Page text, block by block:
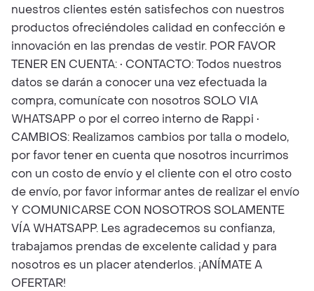
nuestros clientes estén satisfechos con nuestros
productos ofreciéndoles calidad en confección e
innovación en las prendas de vestir. POR FAVOR
TENER EN CUENTA: • CONTACTO: Todos nuestros
datos se darán a conocer una vez efectuada la
compra, comunícate con nosotros SOLO VIA
WHATSAPP o por el correo interno de Rappi •
CAMBIOS: Realizamos cambios por talla o modelo,
por favor tener en cuenta que nosotros incurrimos
con un costo de envío y el cliente con el otro costo
de envío, por favor informar antes de realizar el envío
Y COMUNICARSE CON NOSOTROS SOLAMENTE
VÍA WHATSAPP. Les agradecemos su confianza,
trabajamos prendas de excelente calidad y para
nosotros es un placer atenderlos. ¡ANÍMATE A
OFERTAR!